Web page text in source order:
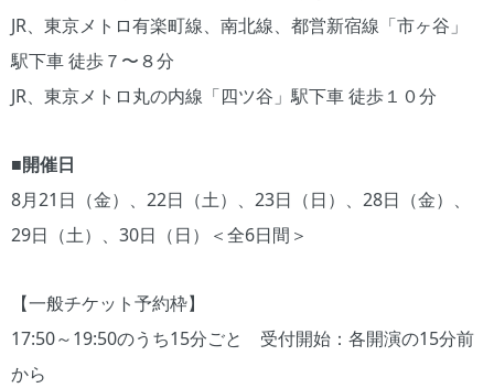
JR、東京メトロ有楽町線、南北線、都営新宿線「市ヶ谷」
駅下車 徒歩７〜８分
JR、東京メトロ丸の内線「四ツ谷」駅下車 徒歩１０分
■開催日
8月21日（金）、22日（土）、23日（日）、28日（金）、
29日（土）、30日（日）＜全6日間＞
【一般チケット予約枠】
17:50～19:50のうち15分ごと 受付開始：各開演の15分前
から